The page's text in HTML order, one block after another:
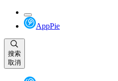
AppPie
搜索
取消